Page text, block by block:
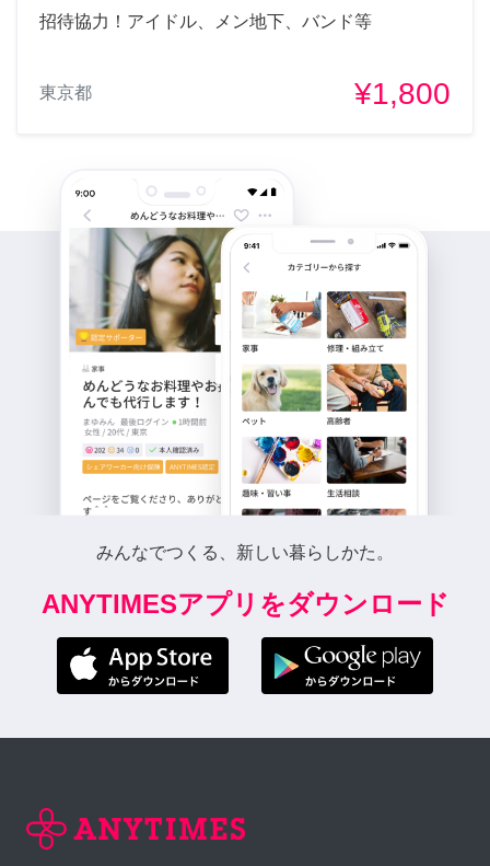
招待協力！アイドル、メン地下、バンド等
東京都 ¥1,800
みんなでつくる、新しい暮らしかた。
ANYTIMESアプリをダウンロード